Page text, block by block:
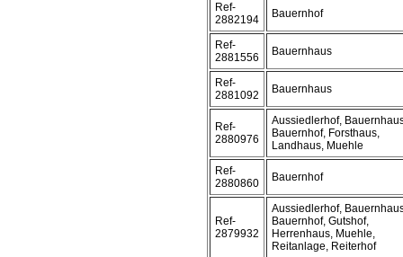
Ref-
2882194
Bauernhof
Ref-
2881556
Bauernhaus
Ref-
2881092
Bauernhaus
Ref-
2880976
Aussiedlerhof,
Bauernhof, Forsthaus,
Landhaus, Muehle
Ref-
2880860
Bauernhof
Ref-
2879932
Aussiedlerhof,
Bauernhof, Gutshof,
Herrenhaus, Muehle,
Reitanlage, Reiterhof